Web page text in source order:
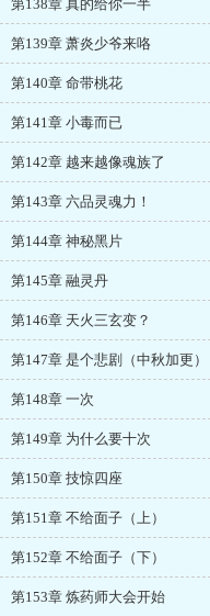
第138章 真的给你一半
第139章 萧炎少爷来咯
第140章 命带桃花
第141章 小毒而已
第142章 越来越像魂族了
第143章 六品灵魂力！
第144章 神秘黑片
第145章 融灵丹
第146章 天火三玄变？
第147章 是个悲剧（中秋加更）
第148章 一次
第149章 为什么要十次
第150章 技惊四座
第151章 不给面子（上）
第152章 不给面子（下）
第153章 炼药师大会开始